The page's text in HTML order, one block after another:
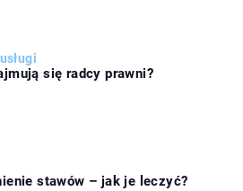
się radcy prawni?
stawów – jak je leczyć?